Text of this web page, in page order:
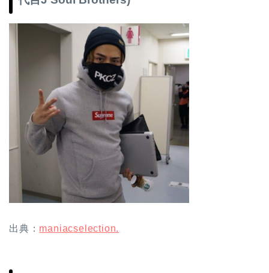
出典： maniacselection.